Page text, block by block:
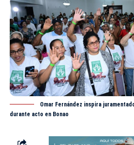
Omar Fernández inspira
durante acto en Bonao